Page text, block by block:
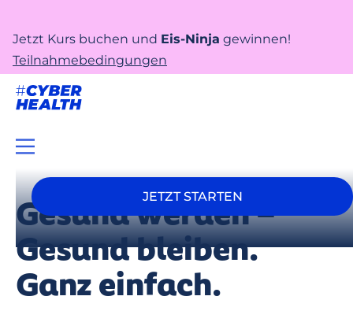
Jetzt Kurs buchen und Eis-Ninja gewinnen!
Teilnahmebedingungen
Gesund werden –
Gesund bleiben.
Ganz einfach.
JETZT STARTEN